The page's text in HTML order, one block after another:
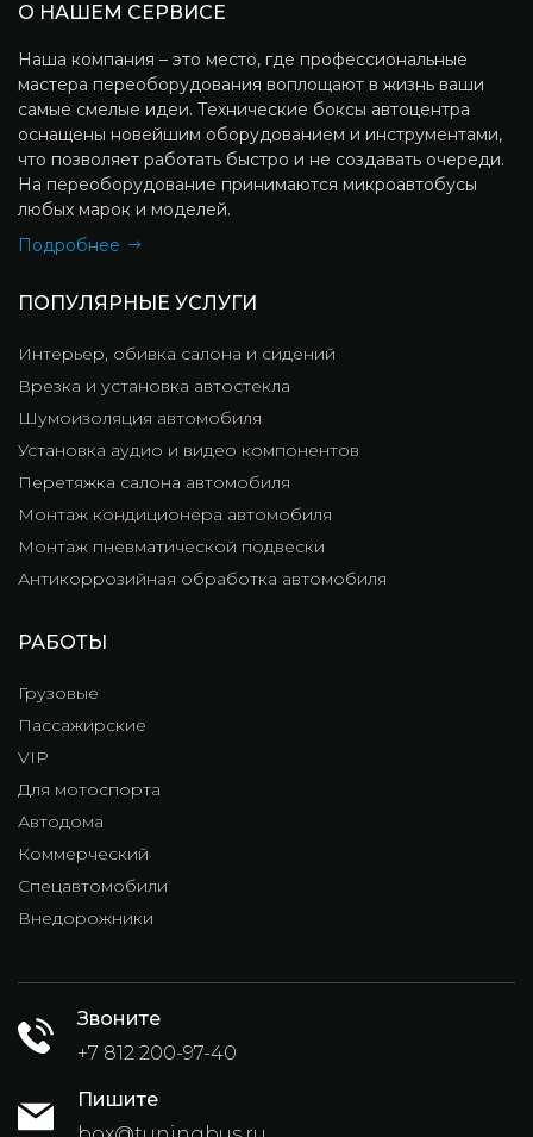
О НАШЕМ СЕРВИСЕ
Наша компания – это место, где профессиональные
мастера переоборудования воплощают в жизнь ваши
самые смелые идеи. Технические боксы автоцентра
оснащены новейшим оборудованием и инструментами,
что позволяет работать быстро и не создавать очереди.
На переоборудование принимаются микроавтобусы
любых марок и моделей.
Подробнее
ПОПУЛЯРНЫЕ УСЛУГИ
Интерьер, обивка салона и сидений
Врезка и установка автостекла
Шумоизоляция автомобиля
Установка аудио и видео компонентов
Перетяжка салона автомобиля
Монтаж кондиционера автомобиля
Монтаж пневматической подвески
Антикоррозийная обработка автомобиля
РАБОТЫ
Грузовые
Пассажирские
VIP
Для мотоспорта
Автодома
Коммерческий
Спецавтомобили
Внедорожники
Звоните
+7 812 200-97-40
Пишите